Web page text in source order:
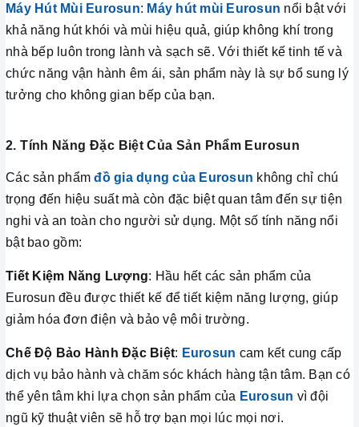
Máy Hút Mùi Eurosun: Máy hút mùi Eurosun nổi bật với
khả năng hút khói và mùi hiệu quả, giúp không khí trong
nhà bếp luôn trong lành và sạch sẽ. Với thiết kế tinh tế và
chức năng vận hành êm ái, sản phẩm này là sự bổ sung lý
tưởng cho không gian bếp của bạn.
2. Tính Năng Đặc Biệt Của Sản Phẩm Eurosun
Các sản phẩm đồ gia dụng của Eurosun không chỉ chú
trọng đến hiệu suất mà còn đặc biệt quan tâm đến sự tiện
nghi và an toàn cho người sử dụng. Một số tính năng nổi
bật bao gồm:
Tiết Kiệm Năng Lượng: Hầu hết các sản phẩm của
Eurosun đều được thiết kế để tiết kiệm năng lượng, giúp
giảm hóa đơn điện và bảo vệ môi trường.
Chế Độ Bảo Hành Đặc Biệt: Eurosun cam kết cung cấp
dịch vụ bảo hành và chăm sóc khách hàng tận tâm. Bạn có
thể yên tâm khi lựa chọn sản phẩm của Eurosun vì đội
ngũ kỹ thuật viên sẽ hỗ trợ bạn mọi lúc mọi nơi.